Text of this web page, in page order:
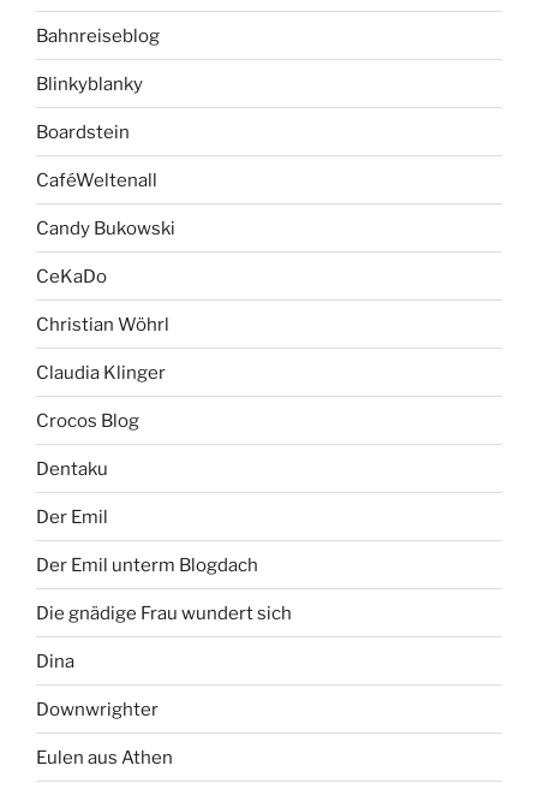
Bahnreiseblog
Blinkyblanky
Boardstein
CaféWeltenall
Candy Bukowski
CeKaDo
Christian Wöhrl
Claudia Klinger
Crocos Blog
Dentaku
Der Emil
Der Emil unterm Blogdach
Die gnädige Frau wundert sich
Dina
Downwrighter
Eulen aus Athen